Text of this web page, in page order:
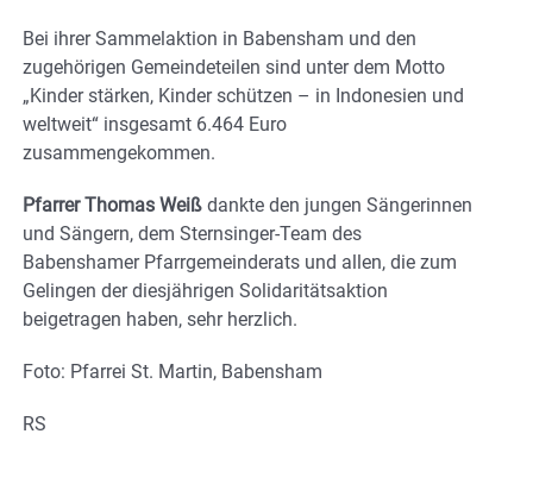
Bei ihrer Sammelaktion in Babensham und den
zugehörigen Gemeindeteilen sind unter dem Motto
„Kinder stärken, Kinder schützen – in Indonesien und
weltweit“ insgesamt 6.464 Euro
zusammengekommen.
Pfarrer Thomas Weiß dankte den jungen Sängerinnen
und Sängern, dem Sternsinger-Team des
Babenshamer Pfarrgemeinderats und allen, die zum
Gelingen der diesjährigen Solidaritätsaktion
beigetragen haben, sehr herzlich.
Foto: Pfarrei St. Martin, Babensham
RS